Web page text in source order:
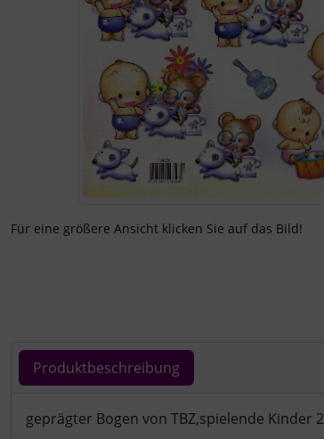
Für eine größere Ansicht klicken Sie auf das Bild!
Produktbeschreibung
Produktbeschreibung
geprägter Bogen von TBZ,spielende Kinder 2